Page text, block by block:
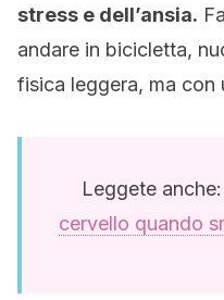
stress e dell’ansia.
andare in bicicletta,
fisica leggera, ma con
Leggete anche:
cervello quando